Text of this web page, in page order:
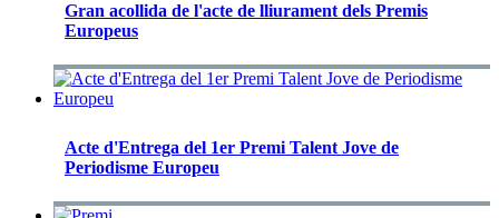
Gran acollida de l'acte de lliurament dels Premis
Europeus
Acte d'Entrega del 1er Premi Talent Jove de
Periodisme Europeu